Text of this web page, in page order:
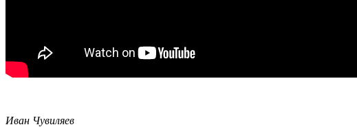
Иван Чувиляев